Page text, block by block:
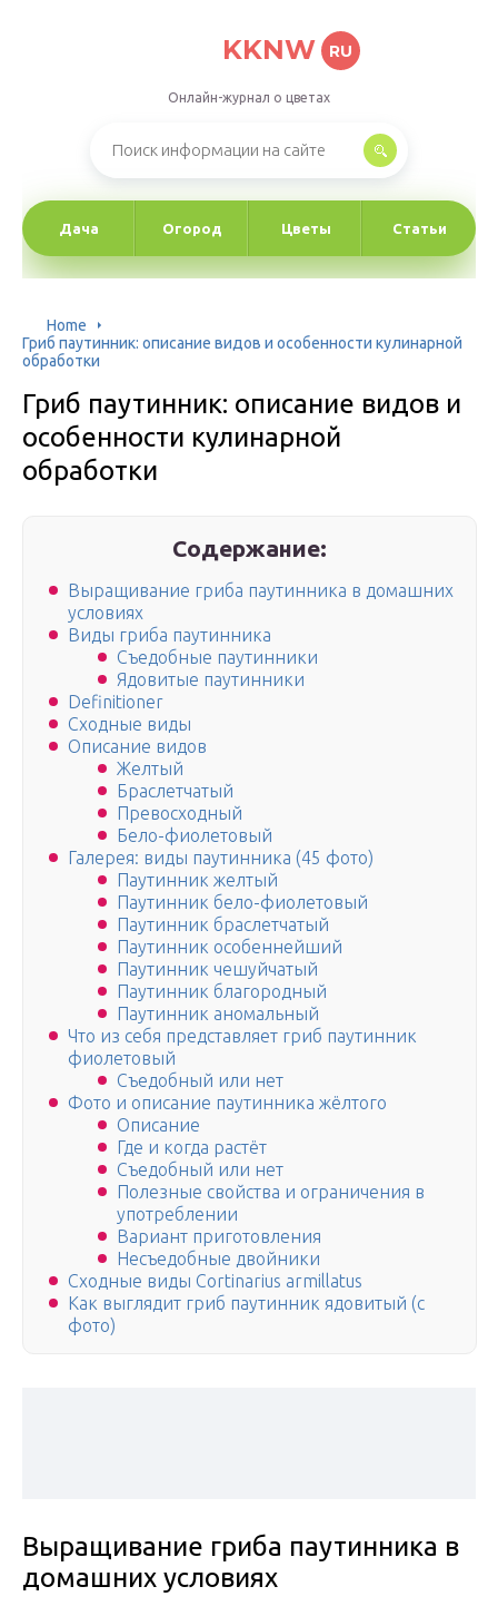
KKNW RU
Онлайн-журнал о цветах
Дача Огород Цветы Статьи
Home
Гриб паутинник: описание видов и особенности кулинарной
обработки
Гриб паутинник: описание видов и
особенности кулинарной
обработки
Содержание:
Выращивание гриба паутинника в домашних
условиях
Виды гриба паутинника
Съедобные паутинники
Ядовитые паутинники
Definitioner
Сходные виды
Описание видов
Желтый
Браслетчатый
Превосходный
Бело-фиолетовый
Галерея: виды паутинника (45 фото)
Паутинник желтый
Паутинник бело-фиолетовый
Паутинник браслетчатый
Паутинник особеннейший
Паутинник чешуйчатый
Паутинник благородный
Паутинник аномальный
Что из себя представляет гриб паутинник
фиолетовый
Съедобный или нет
Фото и описание паутинника жёлтого
Описание
Где и когда растёт
Съедобный или нет
Полезные свойства и ограничения в
употреблении
Вариант приготовления
Несъедобные двойники
Сходные виды Cortinarius armillatus
Как выглядит гриб паутинник ядовитый (с
фото)
Выращивание гриба паутинника в
домашних условиях